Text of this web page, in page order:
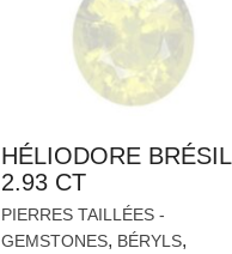
HÉLIODORE BRÉSIL
2.93 CT
PIERRES TAILLÉES -
GEMSTONES, BÉRYLS,